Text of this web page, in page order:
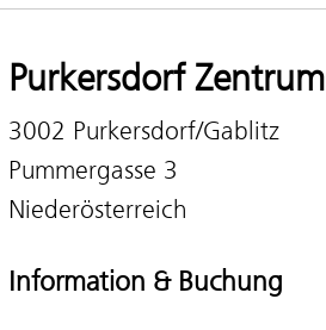
Purkersdorf Zentrum
3002 Purkersdorf/Gablitz
Pummergasse 3
Niederösterreich
Information & Buchung